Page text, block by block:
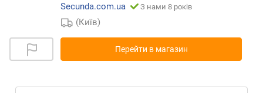
Secunda.com.ua
З нами 8 років
(Київ)
Перейти в магазин